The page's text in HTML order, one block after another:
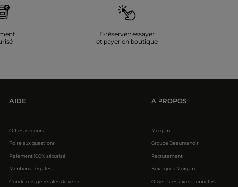
E-réserver: essayer
et payer en boutique
AIDE
Offres en cours
Foire aux questions
Paiement 100% sécurisé
Mentions Légales
Conditions générales de vente
A PROPOS
Morgan
Groupe Beaumanoir
Recrutement
Boutiques Morgan
Ouvertures exceptionnelles